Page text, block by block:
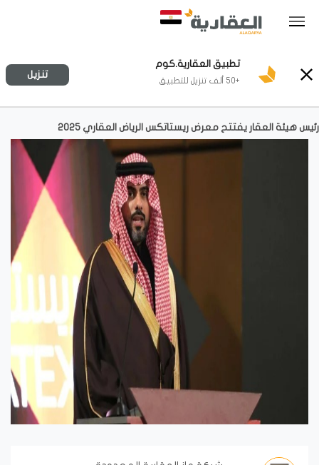
تطبيق العقارية.كوم
+50 ألف تنزيل للتطبيق
تنزيل
رئيس هيئة العقار يفتتح معرض ريستاتكس الرياض العقاري 2025